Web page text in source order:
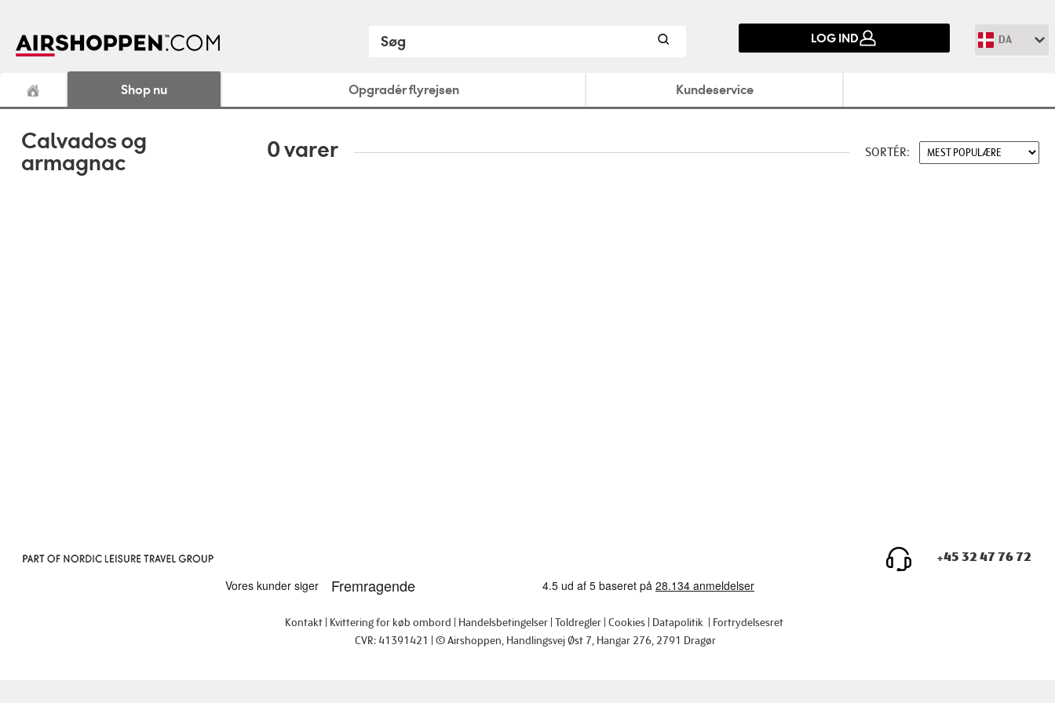
LOG IND DA
Shop nu Opgradér flyrejsen Kundeservice
Calvados og
armagnac
0varer SORTÉR:
+45 32 47 76 72
Kontakt Kvittering for køb ombord Handelsbetingelser Toldregler Cookies Datapolitik
Fortrydelsesret
CVR: 41391421
© Airshoppen , Handlingsvej Øst 7, Hangar 276, 2791 Dragør